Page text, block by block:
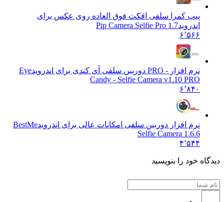
پیپ کمرا سلفی افکت فوق العاده روی عکس برای
Pip Camera Selfie Pro 1.7
نرم افزار - PRO دوربین سلفی آی کندی برای اندروید
Eye
Candy - Selfie Camera v1.10 PRO
نرم افزار دوربین سلفی امکانات عالی برای اندروید BestMe
Selfie Camera 1.6.6
خود را بنویسید